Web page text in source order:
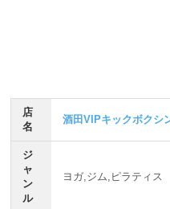
店
名
酒田VIPキックボクシ
ジ
ャ
ン
ル
ヨガ,ジム,ピラティス